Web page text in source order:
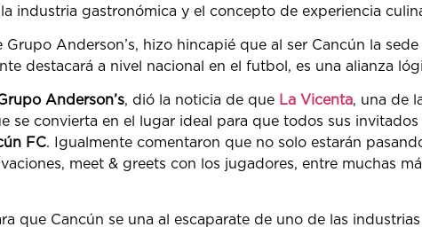
industria gastronómica y el concepto de experiencia
Anderson’s, hizo hincapié que al ser Cancún la
destacará a nivel nacional en el futbol, es una alianza
Anderson’s, dió la noticia de que La Vicenta, una de
se convierta en el lugar ideal para que todos sus
FC. Igualmente comentaron que no solo estarán
meet & greets con los jugadores, entre muchas
que Cancún se una al escaparate de uno de las